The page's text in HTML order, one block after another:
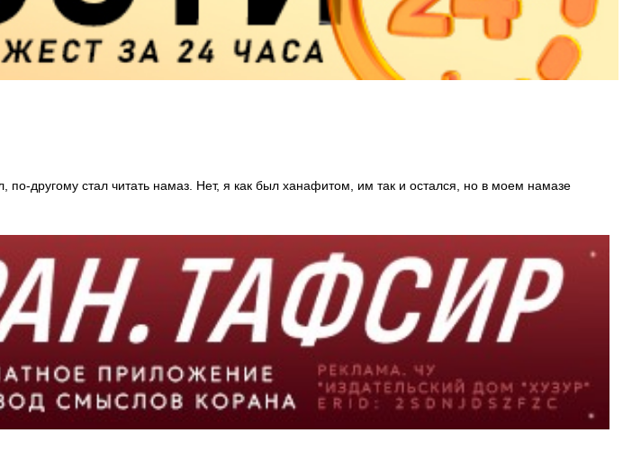
другому стал читать намаз. Нет, я как был ханафитом, им так и остался, но в моем намазе